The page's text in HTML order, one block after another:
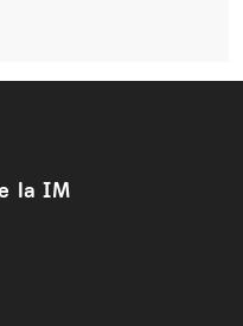
la IM